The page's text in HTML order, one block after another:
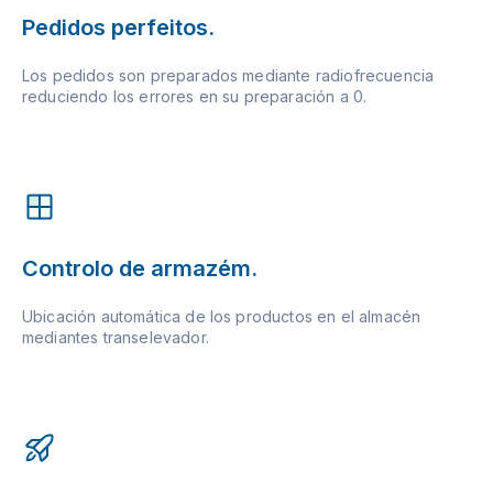
Pedidos perfeitos.
Los pedidos son preparados mediante radiofrecuencia
reduciendo los errores en su preparación a 0.
Controlo de armazém.
Ubicación automática de los productos en el almacén
mediantes transelevador.